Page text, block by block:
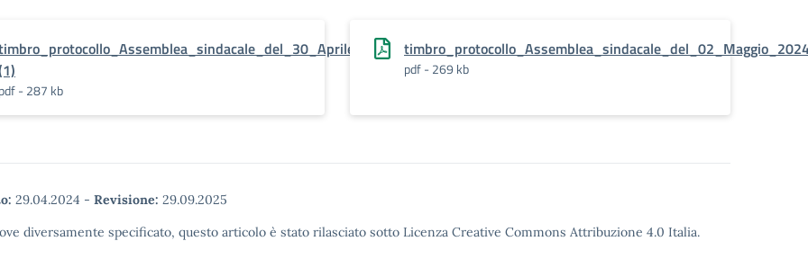
- 287 kb
pdf - 269 kb
29.04.2024 - Revisione: 29.09.2025
diversamente specificato, questo articolo è stato rilasciato sotto Licenza Creative Commons Attribuzione 4.0 Italia.